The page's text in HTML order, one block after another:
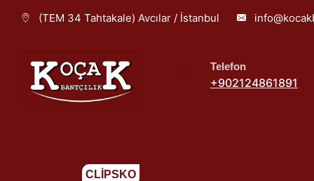
(TEM 34 Tahtakale) Avcılar / İstanbul
Telefon
+902124861891
CLİPSKO